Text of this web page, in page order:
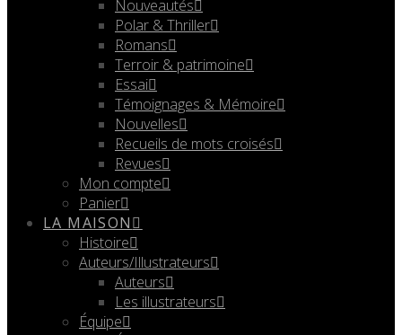
Nouveautés
Polar & Thriller
Romans
Terroir & patrimoine
Essai
Témoignages & Mémoire
Nouvelles
Recueils de mots croisés
Revues
Mon compte
Panier
LA MAISON
Histoire
Auteurs/Illustrateurs
Auteurs
Les illustrateurs
Équipe